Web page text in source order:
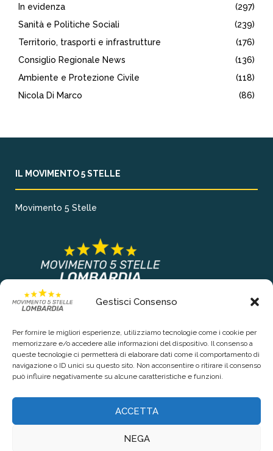
Gestisci Consenso
Per fornire le migliori esperienze, utilizziamo tecnologie come i cookie per
memorizzare e/o accedere alle informazioni del dispositivo. Il consenso a
queste tecnologie ci permetterà di elaborare dati come il comportamento di
navigazione o ID unici su questo sito. Non acconsentire o ritirare il consenso
può influire negativamente su alcune caratteristiche e funzioni.
ACCETTA
NEGA
In evidenza
(297)
Sanità e Politiche Sociali
(239)
Territorio, trasporti e infrastrutture
(176)
Consiglio Regionale News
(136)
Ambiente e Protezione Civile
(118)
Nicola Di Marco
(86)
IL MOVIMENTO 5 STELLE
Movimento 5 Stelle
COLLEGAMENTI PRINCIPALI
Contattaci
Privacy Policy